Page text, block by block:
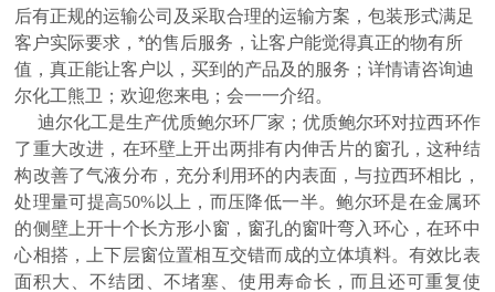
后有正规的运输公司及采取合理的运输方案，包装形式满足
客户实际要求，*的售后服务，让客户能觉得真正的物有所
值，真正能让客户以，买到的产品及的服务；详情请咨询迪
尔化工熊卫；欢迎您来电；会一一介绍。
迪尔化工是生产优质鲍尔环厂家；优质鲍尔环对拉西环作
了重大改进，在环壁上开出两排有内伸舌片的窗孔，这种结
构改善了气液分布，充分利用环的内表面，与拉西环相比，
处理量可提高50%以上，而压降低一半。鲍尔环是在金属环
的侧壁上开十个长方形小窗，窗孔的窗叶弯入环心，在环中
心相搭，上下层窗位置相互交错而成的立体填料。有效比表
面积大、不结团、不堵塞、使用寿命长，而且还可重复使